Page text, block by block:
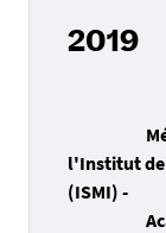
2019
l'Institut de
(ISMI) -